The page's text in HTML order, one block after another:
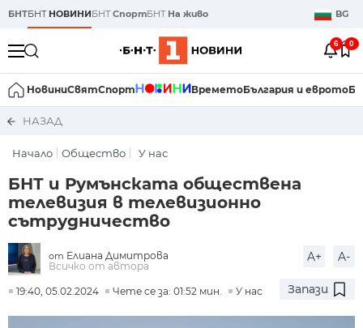
БНТБНТ НОВИНИБНТСпортБНТ На живо BG
6 0
НовиниСвятСпорт ВреметоБългария и еврото
НАЗАД
Начало Общество У нас
БНТ и Румънската обществена
телевизия в телевизионно
сътрудничество
от Елиана Димитрова
Всичко от автора
A+ A-
19:40, 05.02.2024 Чете се за: 01:52 мин. У нас Запази